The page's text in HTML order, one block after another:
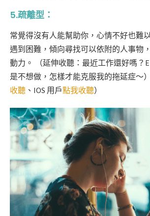
5.疏離型：
常覺得沒有人能幫助你，心情不好也難
遇到困難，傾向尋找可以依附的人事物
動力。
（延伸收聽：最近工作還好嗎？
是不想做，怎樣才能克服我的拖延症～）
收聽 、IOS 用戶點我收聽）